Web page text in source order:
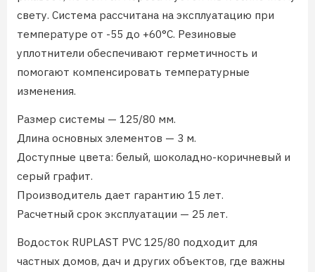
свету. Система рассчитана на эксплуатацию при
температуре от -55 до +60°С. Резиновые
уплотнители обеспечивают герметичность и
помогают компенсировать температурные
изменения.
Размер системы — 125/80 мм.
Длина основных элементов — 3 м.
Доступные цвета: белый, шоколадно-коричневый и
серый графит.
Производитель дает гарантию 15 лет.
Расчетный срок эксплуатации — 25 лет.
Водосток RUPLAST PVC 125/80 подходит для
частных домов, дач и других объектов, где важны